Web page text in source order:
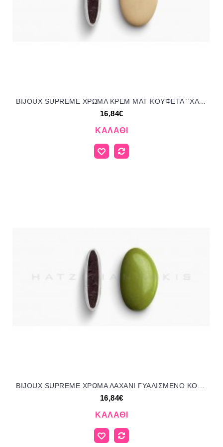
BIJOUX SUPREME ΧΡΩΜΑ ΚΡΕΜ ΜΑΤ KOYΦΕΤΑ ''ΧΑΤΖΗΓΙΑΝΝΑΚΗ'' 1KG 145151.130 16.84€!!!
16,84€
ΚΑΛΆΘΙ
16,84€
ΚΑΛΆΘΙ